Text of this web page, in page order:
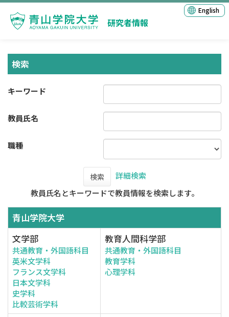
研究者情報
English
検索
キーワード
教員氏名
職種
検索
詳細検索
教員氏名とキーワードで教員情報を検索します。
青山学院大学
文学部
共通教育・外国語科目
英米文学科
フランス文学科
日本文学科
史学科
比較芸術学科
教育人間科学部
共通教育・外国語科目
教育学科
心理学科